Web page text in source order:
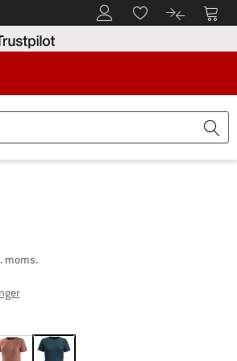
Til kundekontoenTil huskesedlen.
Til Til
Vi er Trustpilot-certificeret -
moms.
Oplysninger om